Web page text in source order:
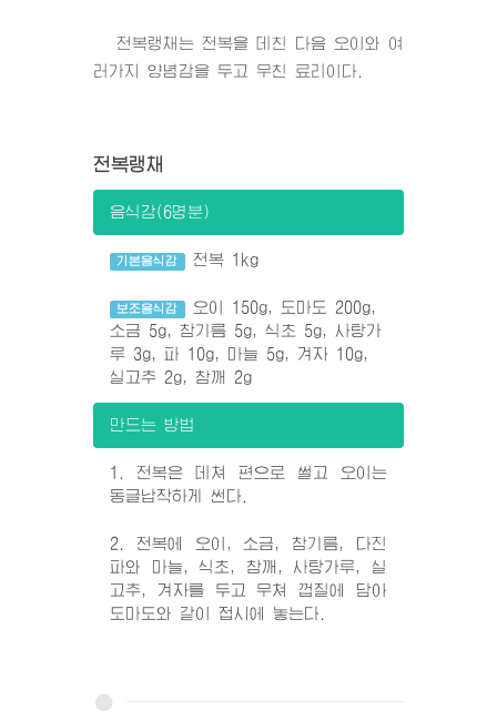
전복랭채는 전복을 데친 다음 오이와 여
러가지 양념감을 두고 무친 료리이다.
전복랭채
음식감(6명분)
기본음식감 전복 1kg
보조음식감
오이 150g, 도마도 200g,
소금 5g, 참기름 5g, 식초 5g, 사탕가
루 3g, 파 10g, 마늘 5g, 겨자 10g,
실고추 2g, 참깨 2g
만드는 방법
1. 전복은 데쳐 편으로 썰고 오이는
동글납작하게 썬다.
2. 전복에 오이, 소금, 참기름, 다진
파와 마늘, 식초, 참깨, 사탕가루, 실
고추, 겨자를 두고 무쳐 껍질에 담아
도마도와 같이 접시에 놓는다.